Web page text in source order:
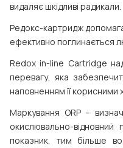
видаляє шкідливі радикали.
Редокс-картридж
ефективно поглинається
Redox in-line Cartridge
перевагу, яка
наповненням її корисними
Маркування ORP –
окислювально-
показник, тим більше